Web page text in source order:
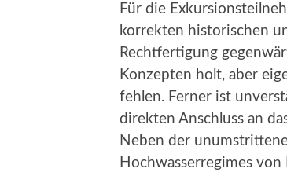
Für die
korrekten historischen
Rechtfertigung
Konzepten holt, aber
fehlen. Ferner ist
direkten Anschluss an
Neben der
Hochwasserregimes